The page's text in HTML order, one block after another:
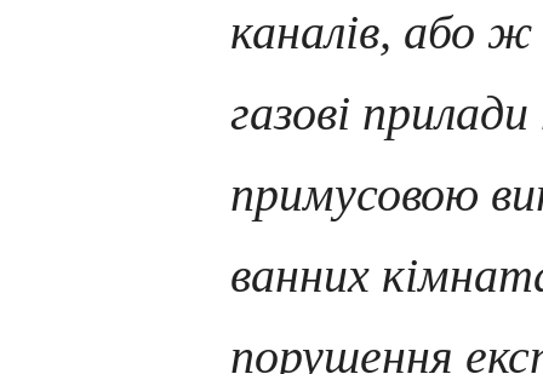
каналів, або ж
газові
примусовою
ванних
порушення